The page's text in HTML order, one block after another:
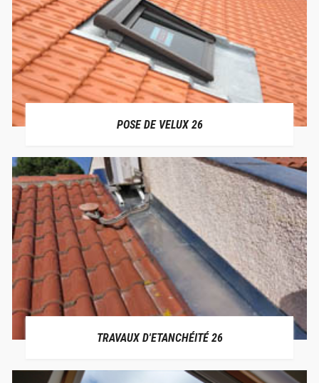
POSE DE VELUX 26
TRAVAUX D'ETANCHÉITÉ 26